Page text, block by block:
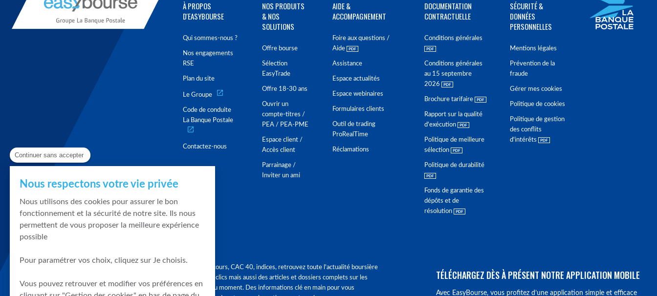
À PROPOS
D'EASYBOURSE
Qui sommes-nous ?
Nos engagements
RSE
Plan du site
Le Groupe
Code de conduite
La Banque Postale
Contactez-nous
NOS PRODUITS
& NOS
SOLUTIONS
Offre bourse
Sélection
EasyTrade
Offre 18-30 ans
Ouvrir un
compte-titres /
PEA / PEA-PME
Espace client /
Accès client
Parrainage /
Inviter un ami
AIDE &
ACCOMPAGNEMENT
Foire aux questions /
Aide
Assistance
Espace actualités
Espace webinaires
Formulaires clients
Outil de trading
ProRealTime
Réclamations
DOCUMENTATION
CONTRACTUELLE
Conditions générales
Conditions générales
au 15 septembre
2026
Brochure tarifaire
Rapport sur la qualité
d'exécution
Politique de meilleure
sélection
Politique de durabilité
Fonds de garantie des
dépôts et de
résolution
SÉCURITÉ &
DONNÉES
PERSONNELLES
Mentions légales
Prévention de la
fraude
Gérer mes cookies
Politique de cookies
Politique de gestion
des conflits
d'intérêts
Graphique, cours, CAC 40, indices, retrouvez toute l'actualité boursière
en quelques clics mais aussi des articles et dossiers complets sur les
tendances du moment. Des informations clé en main pour vous
TÉLÉCHARGEZ DÈS À PRÉSENT NOTRE APPLICATION MOBILE
Avec EasyBourse, vous profitez d’une application simple et efficace
Continuer sans accepter
Nous respectons votre vie privée
Nous utilisons des cookies pour assurer le bon
fonctionnement et la sécurité de notre site. Ils nous
permettent de vous proposer la meilleure expérience
possible
Pour paramétrer vos choix, cliquez sur Je choisis.
Vous pouvez retrouver et modifier vos préférences en